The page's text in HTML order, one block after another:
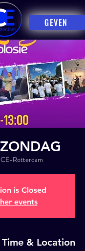
GEVEN
CE-Rotterdam
is Closed
events
Time & Location